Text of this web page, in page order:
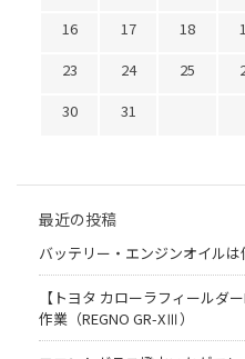
16
17 18
23
24 25
30
31
最近の投稿
バッテリー・エンジンオイル
【トヨタ カローラフィールダ
作業（REGNO GR-XⅢ）